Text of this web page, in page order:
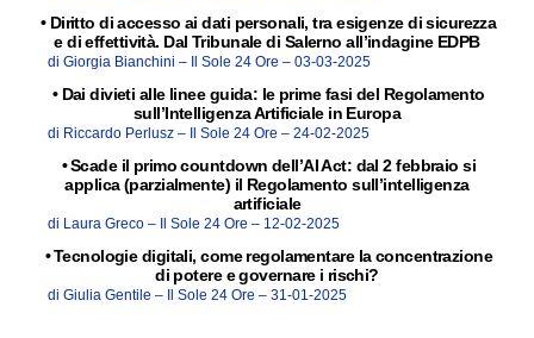
• Diritto di accesso ai dati personali, tra esigenze di sicurezza
e di effettività. Dal Tribunale di Salerno all’indagine EDPB
di Giorgia Bianchini – Il Sole 24 Ore – 03-03-2025
• Dai divieti alle linee guida: le prime fasi del Regolamento
sull’Intelligenza Artificiale in Europa
di Riccardo Perlusz – Il Sole 24 Ore – 24-02-2025
•Scade il primo countdown dell’AI Act: dal 2 febbraio si
applica (parzialmente) il Regolamento sull’intelligenza
artificiale
di Laura Greco – Il Sole 24 Ore – 12-02-2025
•Tecnologie digitali, come regolamentare la concentrazione
di potere e governare i rischi?
di Giulia Gentile – Il Sole 24 Ore – 31-01-2025